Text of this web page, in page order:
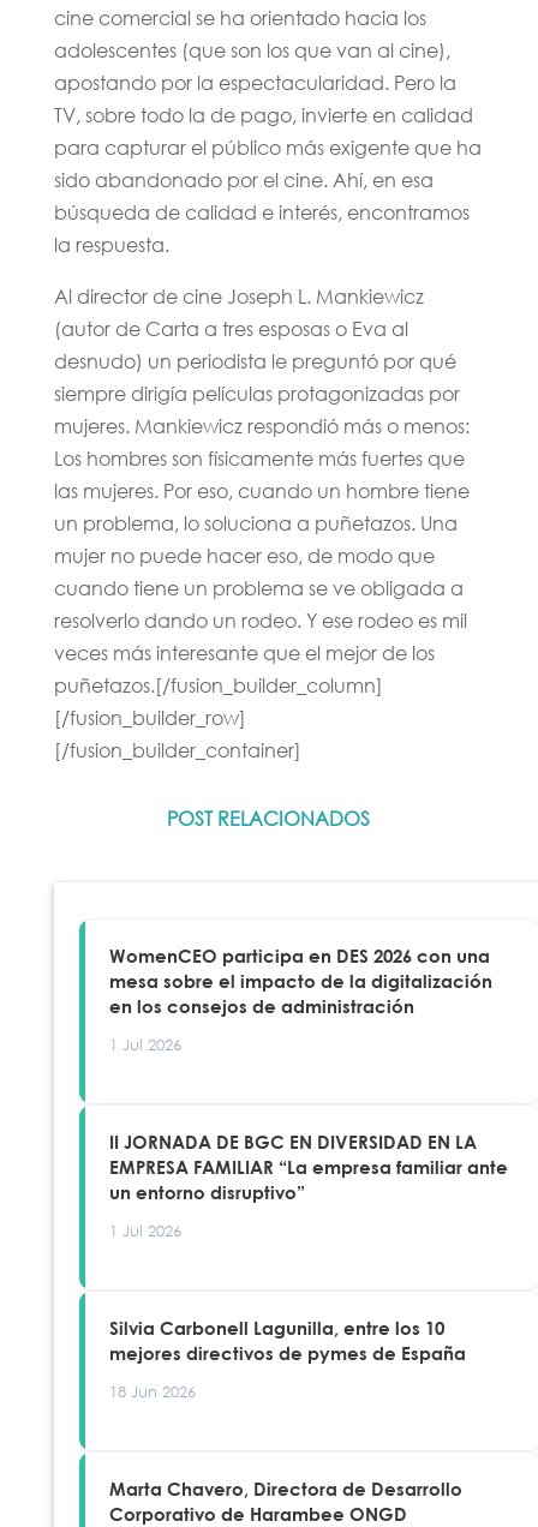
cine comercial se ha orientado hacia los
adolescentes (que son los que van al cine),
apostando por la espectacularidad. Pero la
TV, sobre todo la de pago, invierte en calidad
para capturar el público más exigente que ha
sido abandonado por el cine. Ahí, en esa
búsqueda de calidad e interés, encontramos
la respuesta.
Al director de cine Joseph L. Mankiewicz
(autor de Carta a tres esposas o Eva al
desnudo) un periodista le preguntó por qué
siempre dirigía películas protagonizadas por
mujeres. Mankiewicz respondió más o menos:
Los hombres son físicamente más fuertes que
las mujeres. Por eso, cuando un hombre tiene
un problema, lo soluciona a puñetazos. Una
mujer no puede hacer eso, de modo que
cuando tiene un problema se ve obligada a
resolverlo dando un rodeo. Y ese rodeo es mil
veces más interesante que el mejor de los
puñetazos.[/fusion_builder_column]
[/fusion_builder_row]
[/fusion_builder_container]
POST RELACIONADOS
WomenCEO participa en DES 2026 con una
mesa sobre el impacto de la digitalización
en los consejos de administración
1 Jul 2026
II JORNADA DE BGC EN DIVERSIDAD EN LA
EMPRESA FAMILIAR “La empresa familiar ante
un entorno disruptivo”
1 Jul 2026
Silvia Carbonell Lagunilla, entre los 10
mejores directivos de pymes de España
18 Jun 2026
Marta Chavero, Directora de Desarrollo
Corporativo de Harambee ONGD